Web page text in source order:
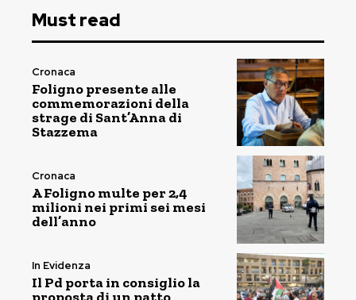
Must read
Cronaca
Foligno presente alle
commemorazioni della
strage di Sant’Anna di
Stazzema
Cronaca
A Foligno multe per 2,4
milioni nei primi sei mesi
dell’anno
In Evidenza
Il Pd porta in consiglio la